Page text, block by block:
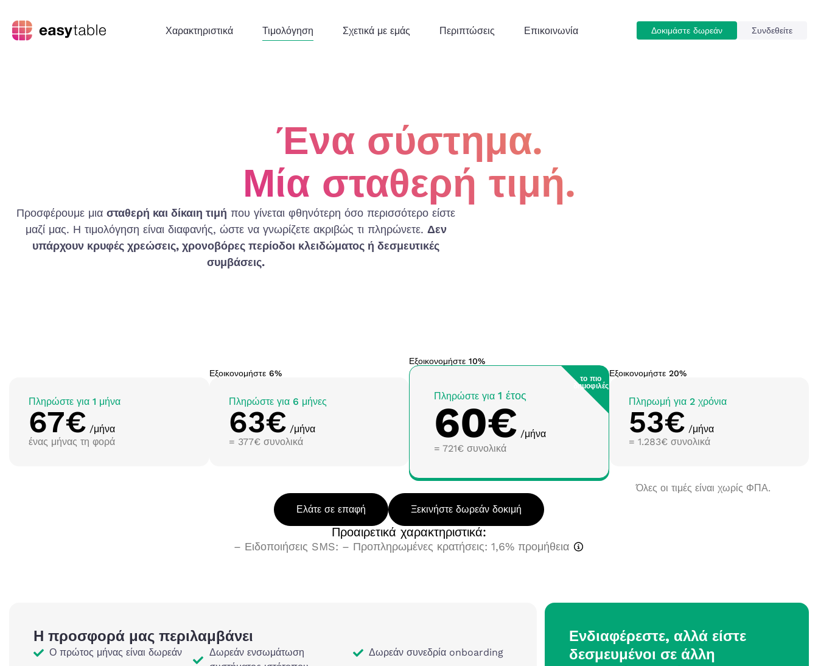
Χαρακτηριστικά Τιμολόγηση Σχετικά με εμάς Περιπτώσεις Επικοινωνία Δοκιμάστε δωρεάν Συνδεθείτε
Ένα σύστημα.
Μία σταθερή τιμή.
Προσφέρουμε μια σταθερή και δίκαιη τιμή που γίνεται φθηνότερη όσο περισσότερο είστε
μαζί μας. Η τιμολόγηση είναι διαφανής, ώστε να γνωρίζετε ακριβώς τι πληρώνετε. Δεν
υπάρχουν κρυφές χρεώσεις, χρονοβόρες περίοδοι κλειδώματος ή δεσμευτικές
συμβάσεις.
Πληρώστε για 1 μήνα
67€ /μήνα
ένας μήνας τη φορά
Εξοικονομήστε 6%
Πληρώστε για 6 μήνες
63€ /μήνα
= 377€ συνολικά
Εξοικονομήστε 10%
το πιο
δημοφιλές
Πληρώστε για 1 έτος
60€ /μήνα
= 721€ συνολικά
Εξοικονομήστε 20%
Πληρωμή για 2 χρόνια
53€ /μήνα
= 1.283€ συνολικά
Όλες οι τιμές είναι χωρίς ΦΠΑ.
Ελάτε σε επαφή
Ξεκινήστε δωρεάν δοκιμή
Προαιρετικά χαρακτηριστικά:
– Ειδοποιήσεις SMS: – Προπληρωμένες κρατήσεις: 1,6% προμήθεια
Η προσφορά μας περιλαμβάνει
Ο πρώτος μήνας είναι δωρεάν
Δωρεάν ενσωμάτωση
Δωρεάν συνεδρία onboarding
Ενδιαφέρεστε, αλλά είστε
δεσμευμένοι σε άλλη